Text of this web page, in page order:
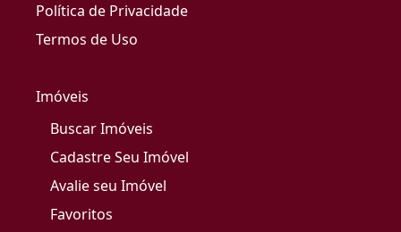
Política de Privacidade
Termos de Uso
Imóveis
Buscar Imóveis
Cadastre Seu Imóvel
Avalie seu Imóvel
Favoritos